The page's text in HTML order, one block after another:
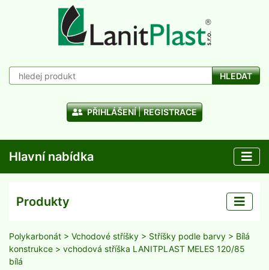
HLEDAT
PŘIHLÁŠENÍ REGISTRACE
Hlavní nabídka
Produkty
Polykarbonát > Vchodové stříšky > Stříšky podle barvy > Bílá
konstrukce > vchodová stříška LANITPLAST MELES 120/85
bílá